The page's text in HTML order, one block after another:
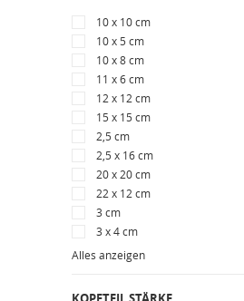
10 x 10 cm
10 x 5 cm
10 x 8 cm
11 x 6 cm
12 x 12 cm
15 x 15 cm
2,5 cm
2,5 x 16 cm
20 x 20 cm
22 x 12 cm
3 cm
3 x 4 cm
Alles anzeigen